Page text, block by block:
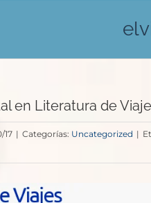
en Literatura de
17 | Categorías: Uncategorized |